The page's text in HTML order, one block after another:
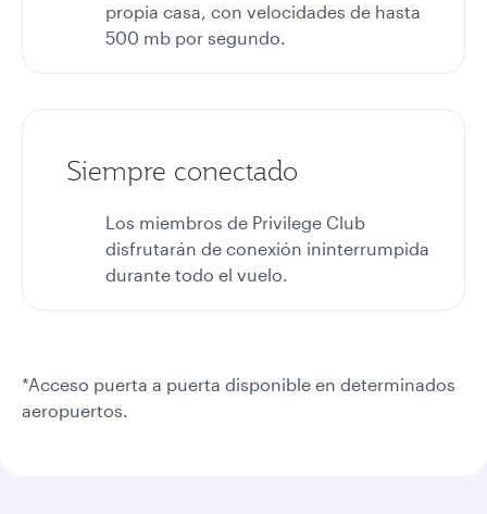
propia casa, con velocidades de hasta
500 mb por segundo.
Siempre conectado
Los miembros de Privilege Club
disfrutarán de conexión ininterrumpida
durante todo el vuelo.
*Acceso puerta a puerta disponible en determinados
aeropuertos.